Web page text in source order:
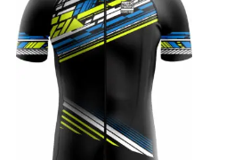
pueden
elegir
en
producto